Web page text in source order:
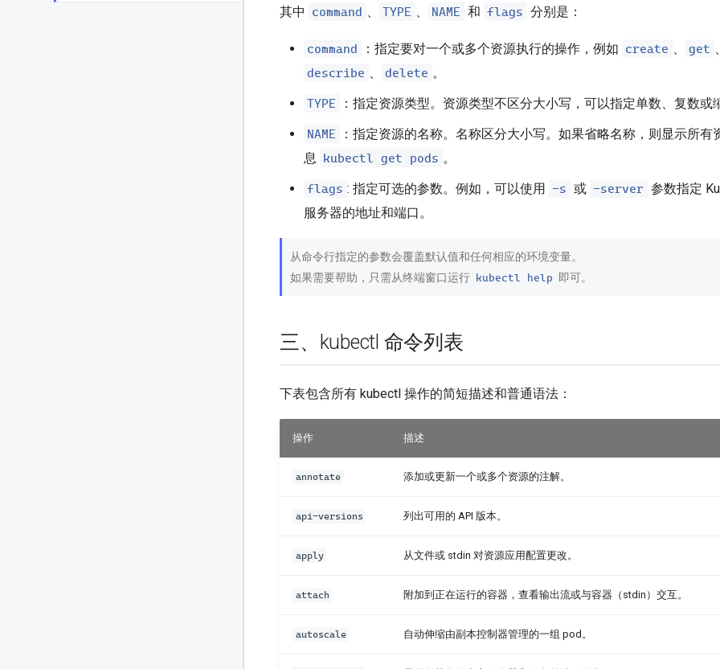
其中 command 、 TYPE 、 NAME 和 flags 分别是：
command ：指定要对一个或多个资源执行的操作，例如 create 、 get
describe 、 delete 。
TYPE ：指定资源类型。资源类型不区分大小写，可以指定单数、复数或
NAME
：指定资源的名称。名称区分大小写。如果省略名称，则显示所有
息 kubectl get pods 。
flags : 指定可选的参数。例如，可以使用 -s 或 -server 参数指定
服务器的地址和端口。
从命令行指定的参数会覆盖默认值和任何相应的环境变量。
如果需要帮助，只需从终端窗口运行 kubectl help 即可。
三、kubectl 命令列表
下表包含所有 kubectl 操作的简短描述和普通语法：
操作 描述
annotate 添加或更新一个或多个资源的注解。
api-versions 列出可用的 API 版本。
apply 从文件或 stdin 对资源应用配置更改。
attach 附加到正在运行的容器，查看输出流或与容器（stdin）交互。
autoscale 自动伸缩由副本控制器管理的一组 pod。